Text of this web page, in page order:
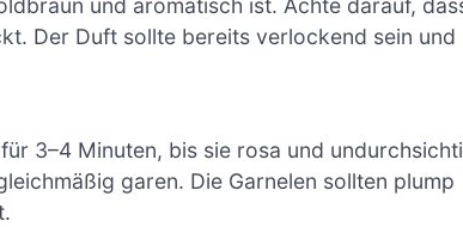
und aromatisch ist. Achte darauf,
Der Duft sollte bereits verlockend sein und
3–4 Minuten, bis sie rosa und
garen. Die Garnelen sollten plump